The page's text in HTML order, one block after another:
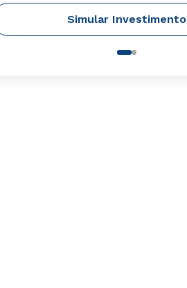
Simular Investimento